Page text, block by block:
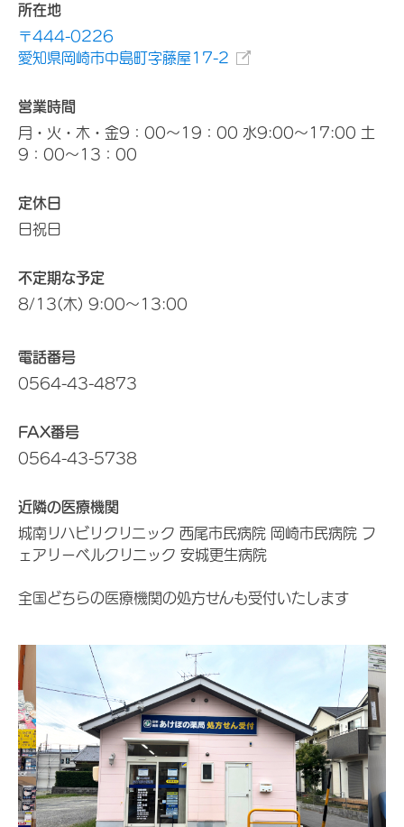
所在地
〒444-0226
愛知県岡崎市中島町字藤屋17-2
営業時間
月・火・木・金9：00～19：00 水9:00～17:00 土
9：00～13：00
定休日
日祝日
不定期な予定
8/13(木) 9:00～13:00
電話番号
0564-43-4873
FAX番号
0564-43-5738
近隣の医療機関
城南リハビリクリニック 西尾市民病院 岡崎市民病院 フ
ェアリーベルクリニック 安城更生病院
全国どちらの医療機関の処方せんも受付いたします